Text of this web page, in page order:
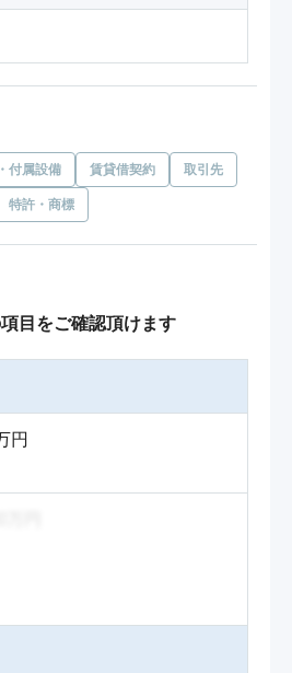
付属設備 賃貸借契約 取引先
特許・商標
目をご確認頂けます
円